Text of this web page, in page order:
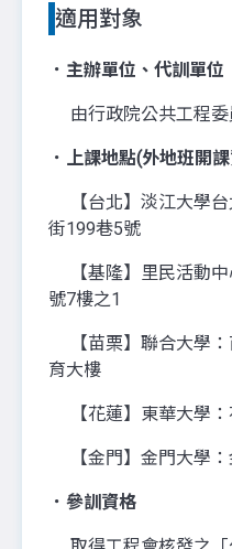
適用對象
．主辦單位、代訓單位
由行政院公共工程委
．上課地點(外地班開
【台北】淡江大學台
街199巷5號
【基隆】里民活動中
號7樓之1
【苗栗】聯合大學：
育大樓
【花蓮】東華大學：
【金門】金門大學：
．參訓資格